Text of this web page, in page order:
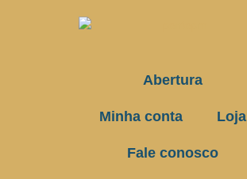
Abertura
Minha conta Loja
Fale conosco